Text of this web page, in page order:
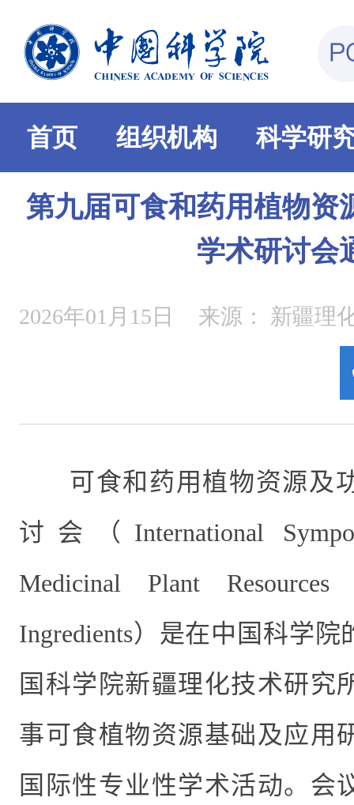
首页 组织机构 科学研
第九届可食和药用植物资
学术研讨会
2026年01月15日 来源： 新疆理
可食和药用植物资源及
讨会（ International
Medicinal Plant
Ingredients）是在中国科学院
国科学院新疆理化技术研究
事可食植物资源基础及应用
国际性专业性学术活动。会